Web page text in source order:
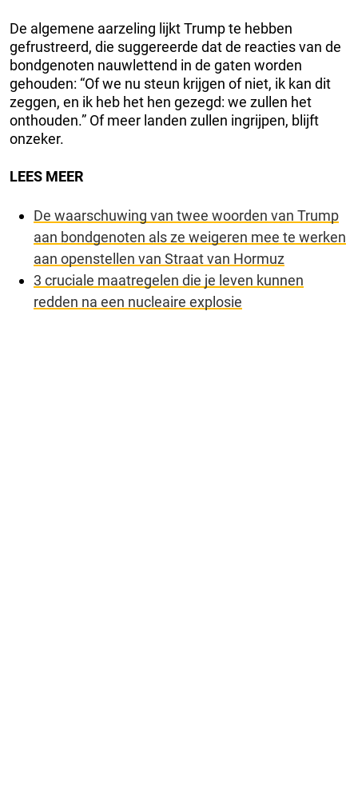
De algemene aarzeling lijkt Trump te hebben
gefrustreerd, die suggereerde dat de reacties van de
bondgenoten nauwlettend in de gaten worden
gehouden: “Of we nu steun krijgen of niet, ik kan dit
zeggen, en ik heb het hen gezegd: we zullen het
onthouden.” Of meer landen zullen ingrijpen, blijft
onzeker.
LEES MEER
De waarschuwing van twee woorden van Trump
aan bondgenoten als ze weigeren mee te werken
aan openstellen van Straat van Hormuz
3 cruciale maatregelen die je leven kunnen
redden na een nucleaire explosie